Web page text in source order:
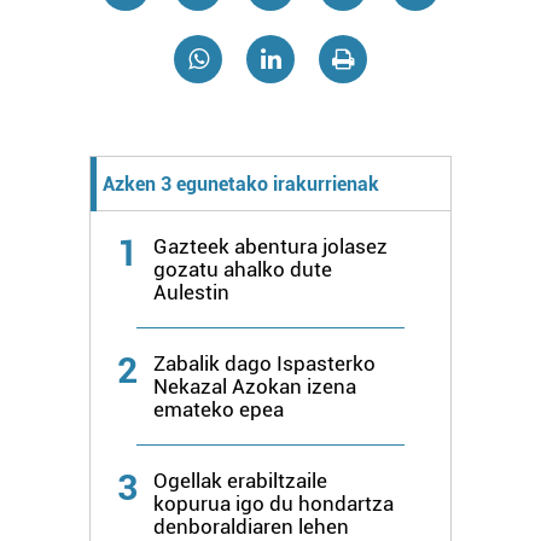
Webgune honek cookie propioak eta hirugarrenen cookie-
fitxategiak erabiltzen ditu. Zure esperientzia eta
Azken 3 egunetako irakurrienak
1
Gazteek abentura jolasez
gozatu ahalko dute
Aulestin
2
Zabalik dago Ispasterko
Nekazal Azokan izena
emateko epea
3
Ogellak erabiltzaile
kopurua igo du hondartza
denboraldiaren lehen